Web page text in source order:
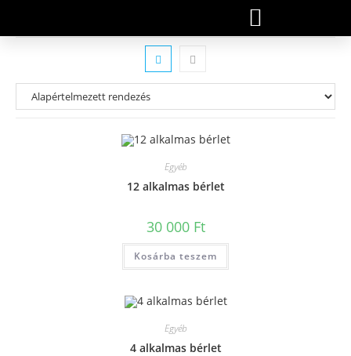
Egyéb
12 alkalmas bérlet
30 000 Ft
Kosárba teszem
Egyéb
4 alkalmas bérlet